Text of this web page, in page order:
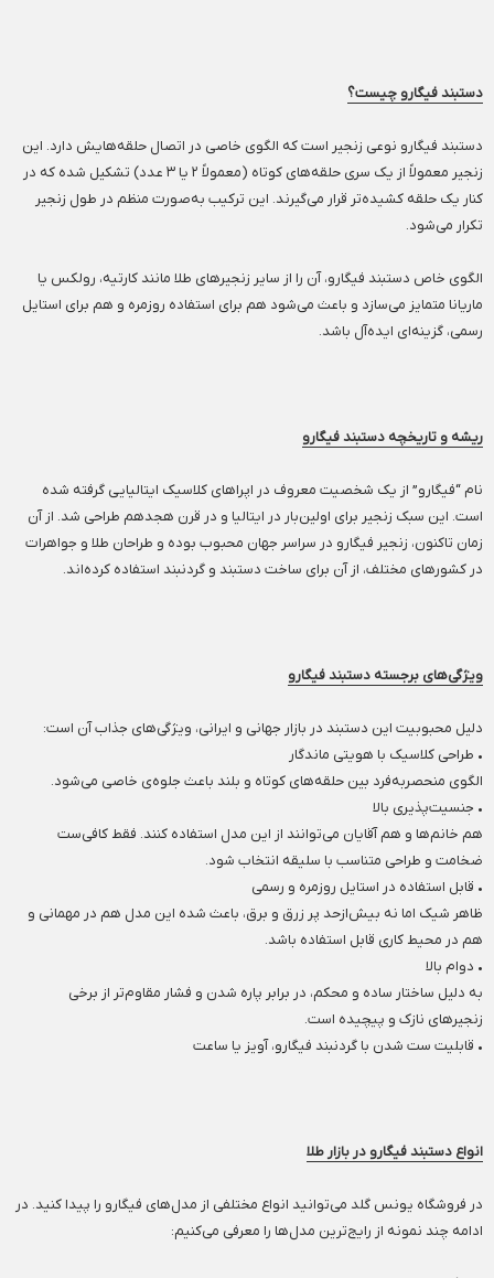
دستبند فیگارو چیست؟
دستبند فیگارو نوعی زنجیر است که الگوی خاصی در اتصال حلقه‌هایش دارد. این
زنجیر معمولاً از یک سری حلقه‌های کوتاه (معمولاً ۲ یا ۳ عدد) تشکیل شده که در
کنار یک حلقه کشیده‌تر قرار می‌گیرند. این ترکیب به‌صورت منظم در طول زنجیر
تکرار می‌شود.
الگوی خاص دستبند فیگارو، آن را از سایر زنجیرهای طلا مانند کارتیه، رولکس یا
ماریانا متمایز می‌سازد و باعث می‌شود هم برای استفاده روزمره و هم برای استایل
رسمی، گزینه‌ای ایده‌آل باشد.
ریشه و تاریخچه دستبند فیگارو
نام “فیگارو” از یک شخصیت معروف در اپراهای کلاسیک ایتالیایی گرفته شده
است. این سبک زنجیر برای اولین‌بار در ایتالیا و در قرن هجدهم طراحی شد. از آن
زمان تاکنون، زنجیر فیگارو در سراسر جهان محبوب بوده و طراحان طلا و جواهرات
در کشورهای مختلف، از آن برای ساخت دستبند و گردنبند استفاده کرده‌اند.
ویژگی‌های برجسته دستبند فیگارو
دلیل محبوبیت این دستبند در بازار جهانی و ایرانی، ویژگی‌های جذاب آن است:
• طراحی کلاسیک با هویتی ماندگار
الگوی منحصربه‌فرد بین حلقه‌های کوتاه و بلند باعث جلوه‌ی خاصی می‌شود.
• جنسیت‌پذیری بالا
هم خانم‌ها و هم آقایان می‌توانند از این مدل استفاده کنند. فقط کافی‌ست
ضخامت و طراحی متناسب با سلیقه انتخاب شود.
• قابل استفاده در استایل روزمره و رسمی
ظاهر شیک اما نه بیش‌ازحد پر زرق و برق، باعث شده این مدل هم در مهمانی و
هم در محیط کاری قابل استفاده باشد.
• دوام بالا
به دلیل ساختار ساده و محکم، در برابر پاره شدن و فشار مقاوم‌تر از برخی
زنجیرهای نازک و پیچیده است.
• قابلیت ست شدن با گردنبند فیگارو، آویز یا ساعت
انواع دستبند فیگارو در بازار طلا
در فروشگاه یونس گلد می‌توانید انواع مختلفی از مدل‌های فیگارو را پیدا کنید. در
ادامه چند نمونه از رایج‌ترین مدل‌ها را معرفی می‌کنیم: